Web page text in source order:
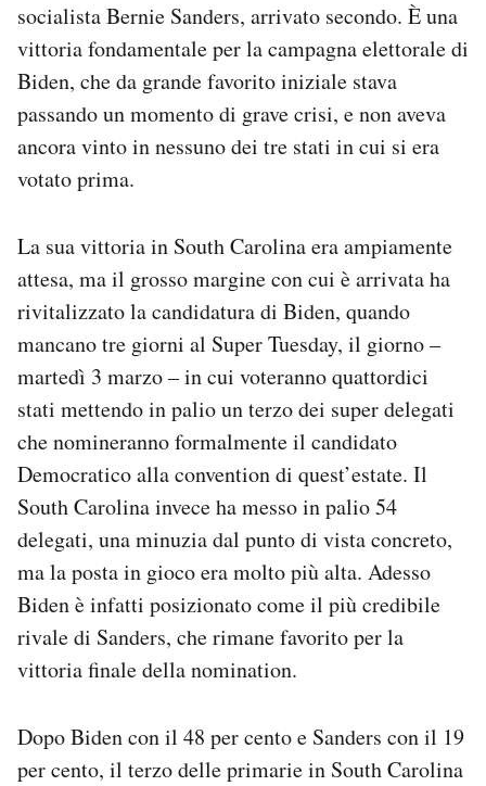
AREA PERSONALE
Newsletter
Notifiche mobile
Regala il Post
Hai bisogno di aiuto?
socialista Bernie Sanders, arrivato secondo. È una
vittoria fondamentale per la campagna elettorale di
Biden, che da grande favorito iniziale stava
passando un momento di grave crisi, e non aveva
ancora vinto in nessuno dei tre stati in cui si era
votato prima.
La sua vittoria in South Carolina era ampiamente
attesa, ma il grosso margine con cui è arrivata ha
rivitalizzato la candidatura di Biden, quando
mancano tre giorni al Super Tuesday, il giorno –
martedì 3 marzo – in cui voteranno quattordici
stati mettendo in palio un terzo dei super delegati
che nomineranno formalmente il candidato
Democratico alla convention di quest’estate. Il
South Carolina invece ha messo in palio 54
delegati, una minuzia dal punto di vista concreto,
ma la posta in gioco era molto più alta. Adesso
Biden è infatti posizionato come il più credibile
rivale di Sanders, che rimane favorito per la
vittoria finale della nomination.
Dopo Biden con il 48 per cento e Sanders con il 19
per cento, il terzo delle primarie in South Carolina